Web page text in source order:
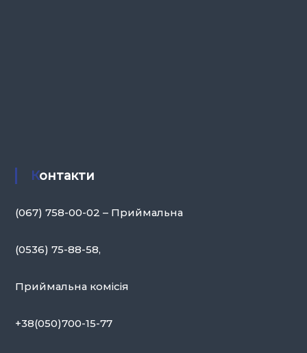
Контакти
(067) 758-00-02 – Приймальна
(0536) 75-88-58,
Приймальна комісія
+38(050)700-15-77